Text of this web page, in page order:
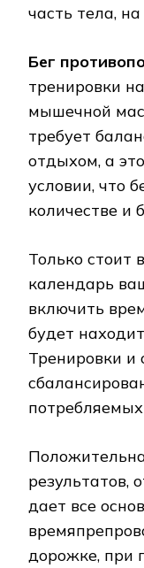
часть тела,
Бег
тренировки
мышечной
требует
отдыхом, а
условии, что
количестве и
Только стоит
календарь
включить
будет
Тренировки
результатов,
дает все
дорожке, при